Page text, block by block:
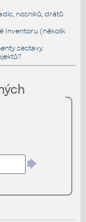
nosníků, drátů
Inventoru (několik
sestavy.